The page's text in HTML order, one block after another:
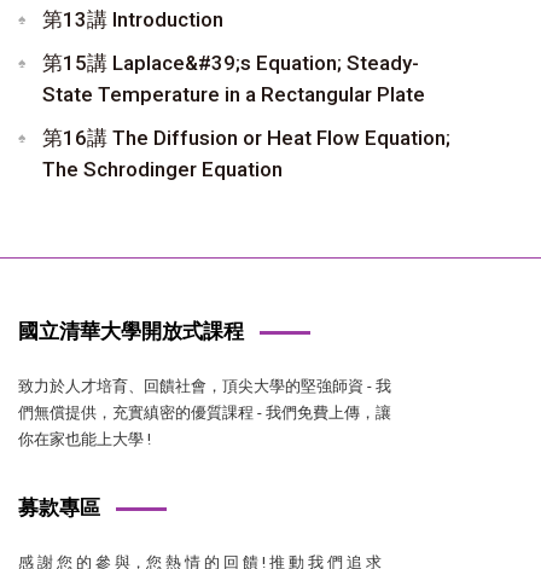
第13講 Introduction
第15講 Laplace&#39;s Equation; Steady-
State Temperature in a Rectangular Plate
第16講 The Diffusion or Heat Flow Equation;
The Schrodinger Equation
國立清華大學開放式課程
致力於人才培育、回饋社會，頂尖大學的堅強師資 - 我
們無償提供，充實縝密的優質課程 - 我們免費上傳，讓
你在家也能上大學 !
募款專區
感 謝 您 的 參 與，您 熱 情 的 回 饋 ! 推 動 我 們 追 求